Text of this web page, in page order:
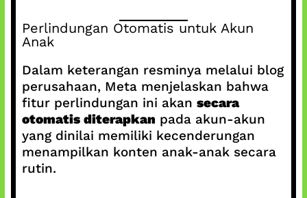
Perlindungan Otomatis untuk Akun
Anak
Dalam keterangan resminya melalui blog
perusahaan, Meta menjelaskan bahwa
fitur perlindungan ini akan secara
otomatis diterapkan pada akun-akun
yang dinilai memiliki kecenderungan
menampilkan konten anak-anak secara
rutin.